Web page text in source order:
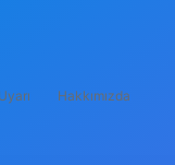
Hakkımızda